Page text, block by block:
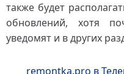
также будет
обновлений, хотя
уведомят и в других
remontka.pro в